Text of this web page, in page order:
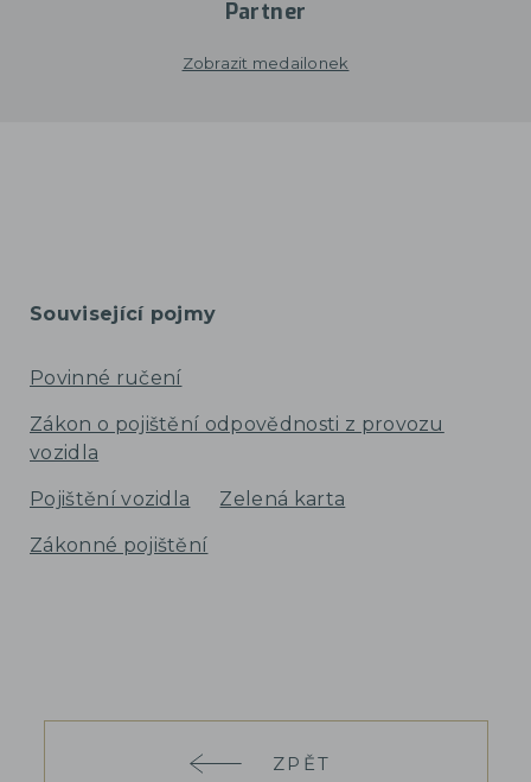
Partner
Zobrazit medailonek
Související pojmy
Povinné ručení
Zákon o pojištění odpovědnosti z provozu
vozidla
Pojištění vozidla Zelená karta
Zákonné pojištění
ZPĚT